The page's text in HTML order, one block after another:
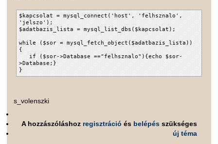
$kapcsolat = mysql_connect('host', 'felhsznalo',
'jelszo');
$adatbazis_lista = mysql_list_dbs($kapcsolat);
while ($sor = mysql_fetch_object($adatbazis_lista))
{
if ($sor->Database =="felhsznalo"){echo $sor-
>Database;}
}
s_volenszki
A hozzászóláshoz regisztráció és belépés szükséges
új téma